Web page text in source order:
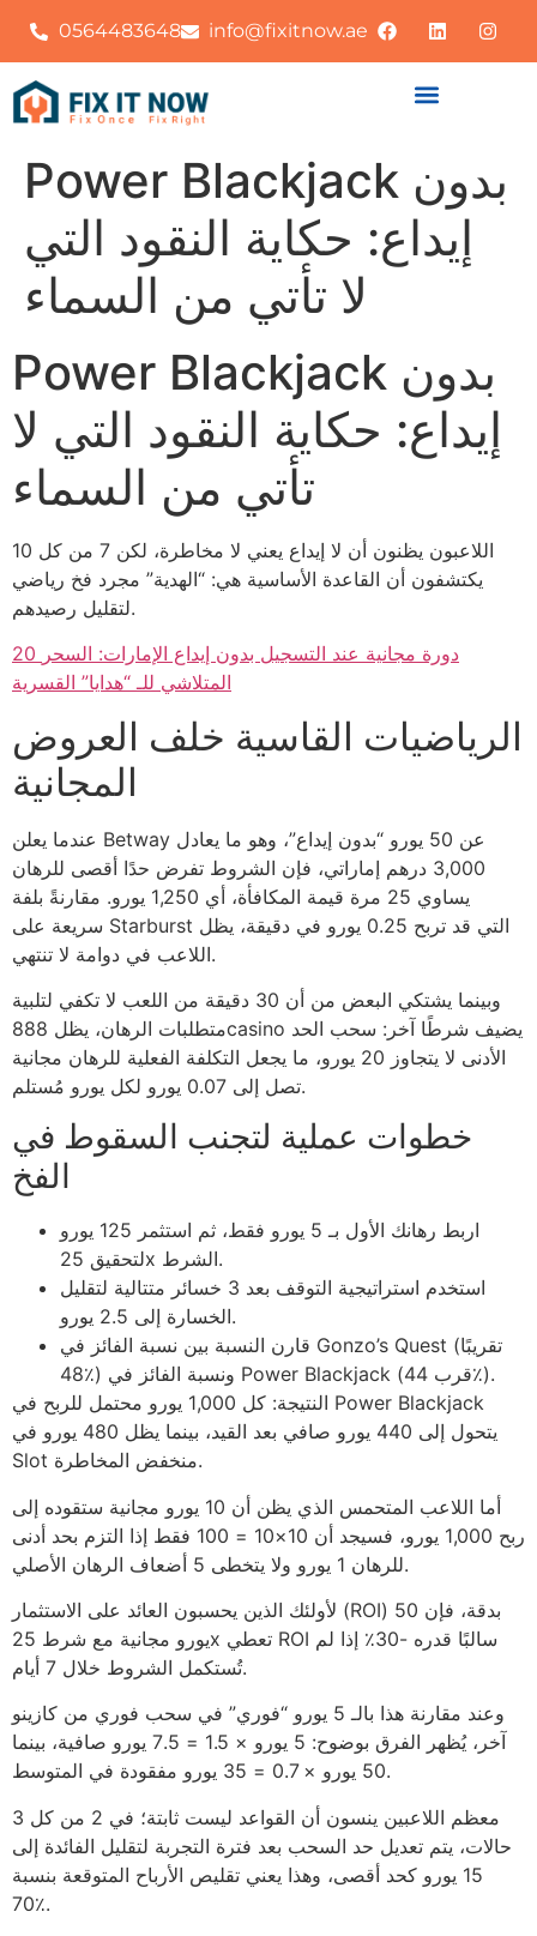
0564483648 info@fixitnow.ae
Power Blackjack بدون
إيداع: حكاية النقود التي
لا تأتي من السماء
Power Blackjack بدون
إيداع: حكاية النقود التي لا
تأتي من السماء
اللاعبون يظنون أن لا إيداع يعني لا مخاطرة، لكن 7 من كل 10
يكتشفون أن القاعدة الأساسية هي: “الهدية” مجرد فخ رياضي
لتقليل رصيدهم.
20 دورة مجانية عند التسجيل بدون إيداع الإمارات: السحر
المتلاشي للـ “هدايا” القسرية
الرياضيات القاسية خلف العروض
المجانية
عندما يعلن Betway عن 50 يورو “بدون إيداع”، وهو ما يعادل
3,000 درهم إماراتي، فإن الشروط تفرض حدًا أقصى للرهان
يساوي 25 مرة قيمة المكافأة، أي 1,250 يورو. مقارنةً بلفة
سريعة على Starburst التي قد تربح 0.25 يورو في دقيقة، يظل
اللاعب في دوامة لا تنتهي.
وبينما يشتكي البعض من أن 30 دقيقة من اللعب لا تكفي لتلبية
متطلبات الرهان، يظل 888casino يضيف شرطًا آخر: سحب الحد
الأدنى لا يتجاوز 20 يورو، ما يجعل التكلفة الفعلية للرهان مجانية
تصل إلى 0.07 يورو لكل يورو مُستلم.
خطوات عملية لتجنب السقوط في
الفخ
اربط رهانك الأول بـ 5 يورو فقط، ثم استثمر 125 يورو
لتحقيق 25x الشرط.
استخدم استراتيجية التوقف بعد 3 خسائر متتالية لتقليل
الخسارة إلى 2.5 يورو.
قارن النسبة بين نسبة الفائز في Gonzo’s Quest (تقريبًا
48٪) ونسبة الفائز في Power Blackjack (قرب 44٪).
النتيجة: كل 1,000 يورو محتمل للربح في Power Blackjack
يتحول إلى 440 يورو صافي بعد القيد، بينما يظل 480 يورو في
Slot منخفض المخاطرة.
أما اللاعب المتحمس الذي يظن أن 10 يورو مجانية ستقوده إلى
ربح 1,000 يورو، فسيجد أن 10×10 = 100 فقط إذا التزم بحد أدنى
للرهان 1 يورو ولا يتخطى 5 أضعاف الرهان الأصلي.
لأولئك الذين يحسبون العائد على الاستثمار (ROI) بدقة، فإن 50
يورو مجانية مع شرط 25x تعطي ROI سالبًا قدره -30٪ إذا لم
تُستكمل الشروط خلال 7 أيام.
وعند مقارنة هذا بالـ 5 يورو “فوري” في سحب فوري من كازينو
آخر، يُظهر الفرق بوضوح: 5 يورو × 1.5 = 7.5 يورو صافية، بينما
50 يورو × 0.7 = 35 يورو مفقودة في المتوسط.
معظم اللاعبين ينسون أن القواعد ليست ثابتة؛ في 2 من كل 3
حالات، يتم تعديل حد السحب بعد فترة التجربة لتقليل الفائدة إلى
15 يورو كحد أقصى، وهذا يعني تقليص الأرباح المتوقعة بنسبة
70٪.